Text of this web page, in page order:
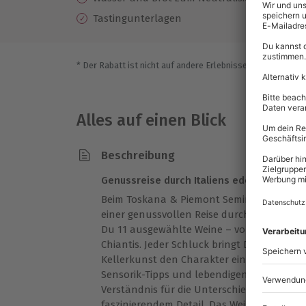
Tastingunterlagen
* Der Rabatt ist nicht auf andere Erlebnisse bei der
Alles auf einen Blick
Beschreibung
Genussreise durch Italiens edelste Weine
Beim Toskana & Piemont Seminar bei
einer genussvollen Reise durch Italien. In
Du 11 ausgewählte Weine – von samtigen
Chiantis. Jeder Schluck bringt Dir näher,
Kellerkunst den Charakter eines Weins
Sensorik-Tipps und lebendigen
Verständnis für die Unterschiede